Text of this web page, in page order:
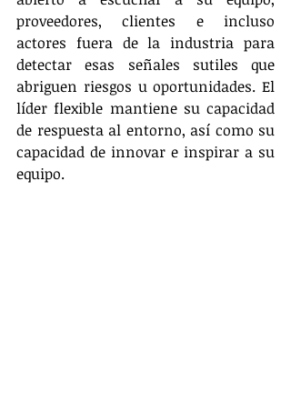
proveedores, clientes e incluso
actores fuera de la industria para
detectar esas señales sutiles que
abriguen riesgos u oportunidades. El
líder flexible mantiene su capacidad
de respuesta al entorno, así como su
capacidad de innovar e inspirar a su
equipo.